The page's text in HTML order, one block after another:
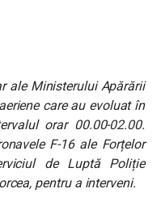
ale Ministerului Apărării
care au evoluat în
orar 00.00-02.00.
F-16 ale Forțelor
de Luptă Poliție
pentru a interveni.